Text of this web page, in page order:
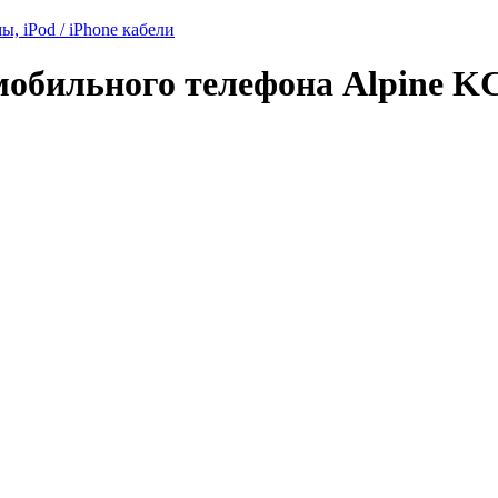
iPod / iPhone кабели
телефона Alpine